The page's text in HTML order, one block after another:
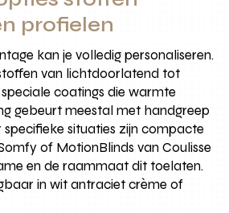
profielen
kan je volledig personaliseren.
van lichtdoorlatend tot
coatings die warmte
gebeurt meestal met handgreep
specifieke situaties zijn compacte
of MotionBlinds van Coulisse
en de raammaat dit toelaten.
in wit antraciet crème of